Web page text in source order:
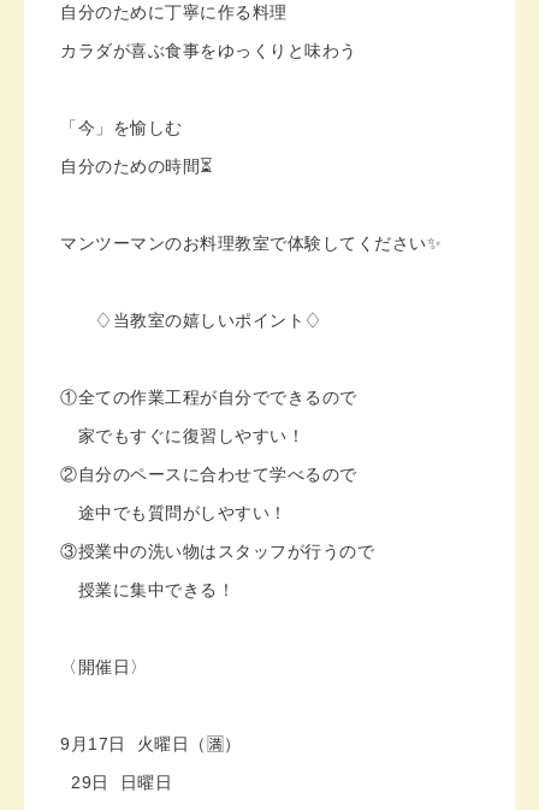
自分のために丁寧に作る料理
カラダが喜ぶ食事をゆっくりと味わう
「今」を愉しむ
自分のための時間⏳
マンツーマンのお料理教室で体験してください✨
♢当教室の嬉しいポイント♢
①全ての作業工程が自分でできるので
家でもすぐに復習しやすい！
②自分のペースに合わせて学べるので
途中でも質問がしやすい！
③授業中の洗い物はスタッフが行うので
授業に集中できる！
〈開催日〉
9月17日 火曜日（🈵）
29日 日曜日